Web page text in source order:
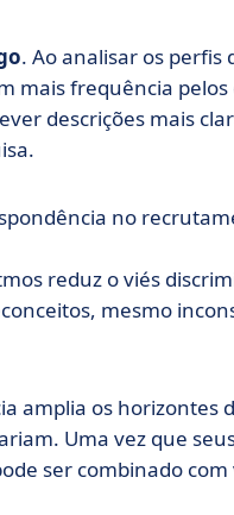
. Ao analisar os perfis
mais frequência
descrições mais
no
reduz o viés
mesmo
amplia os horizontes
Uma vez que
ser combinado